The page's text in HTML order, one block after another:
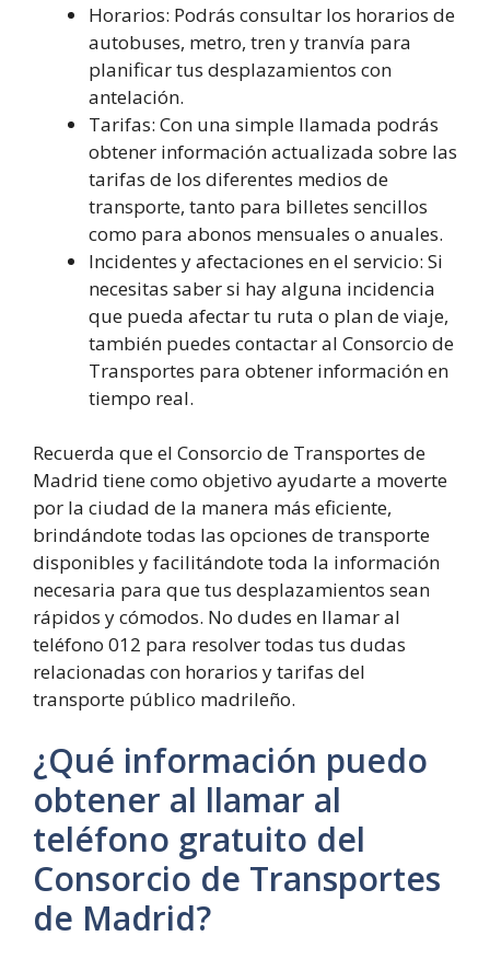
Horarios: Podrás consultar los horarios de
autobuses, metro, tren y tranvía para
planificar tus desplazamientos con
antelación.
Tarifas: Con una simple llamada podrás
obtener información actualizada sobre las
tarifas de los diferentes medios de
transporte, tanto para billetes sencillos
como para abonos mensuales o anuales.
Incidentes y afectaciones en el servicio: Si
necesitas saber si hay alguna incidencia
que pueda afectar tu ruta o plan de viaje,
también puedes contactar al Consorcio de
Transportes para obtener información en
tiempo real.
Recuerda que el Consorcio de Transportes de
Madrid tiene como objetivo ayudarte a moverte
por la ciudad de la manera más eficiente,
brindándote todas las opciones de transporte
disponibles y facilitándote toda la información
necesaria para que tus desplazamientos sean
rápidos y cómodos. No dudes en llamar al
teléfono 012 para resolver todas tus dudas
relacionadas con horarios y tarifas del
transporte público madrileño.
¿Qué información puedo
obtener al llamar al
teléfono gratuito del
Consorcio de Transportes
de Madrid?